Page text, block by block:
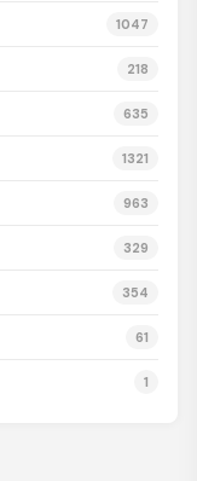
1047
218
635
1321
963
329
354
61
1